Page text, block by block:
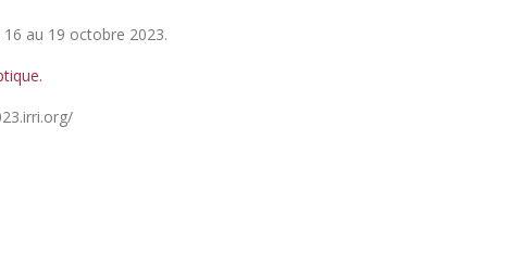
au 19 octobre 2023.